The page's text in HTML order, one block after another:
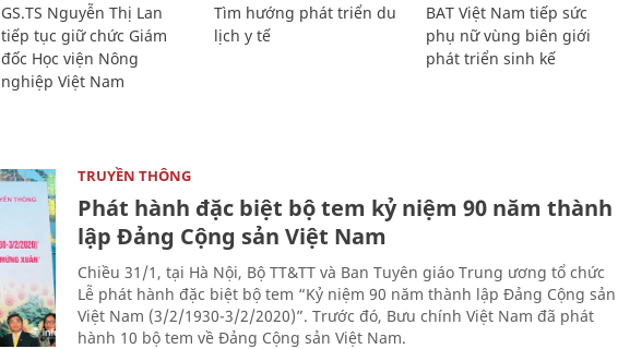
GS.TS Nguyễn Thị Lan
tiếp tục giữ chức Giám
đốc Học viện Nông
nghiệp Việt Nam
Tìm hướng phát triển du
lịch y tế
BAT Việt Nam tiếp sức
phụ nữ vùng biên giới
phát triển sinh kế
TRUYỀN THÔNG
Phát hành đặc biệt bộ tem kỷ niệm 90 năm thành
lập Đảng Cộng sản Việt Nam
Chiều 31/1, tại Hà Nội, Bộ TT&TT và Ban Tuyên giáo Trung ương tổ chức
Lễ phát hành đặc biệt bộ tem “Kỷ niệm 90 năm thành lập Đảng Cộng sản
Việt Nam (3/2/1930-3/2/2020)”. Trước đó, Bưu chính Việt Nam đã phát
hành 10 bộ tem về Đảng Cộng sản Việt Nam.